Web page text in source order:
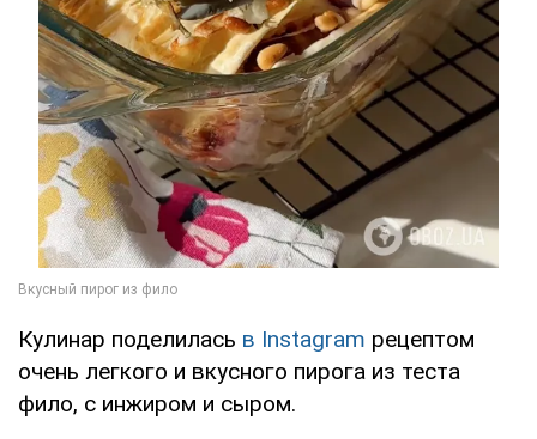
Кулинар поделилась в Instagram рецептом
очень легкого и вкусного пирога из теста
фило, с инжиром и сыром.